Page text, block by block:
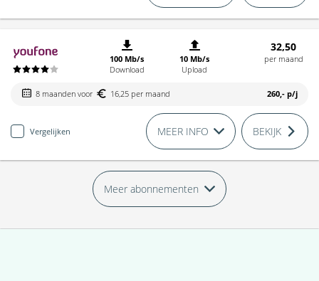
100 Mb/s
Download
10 Mb/s
Upload
32,50
per maand
8 maanden voor 16,25 per maand 260,- p/j
Vergelijken MEER INFO BEKIJK
Meer abonnementen